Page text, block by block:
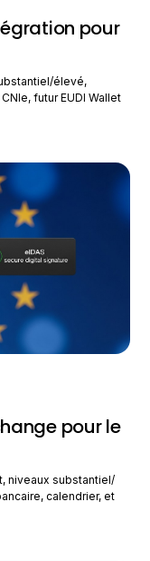
pour
élevé,
futur EUDI Wallet
pour le
niveaux substantiel/
calendrier, et